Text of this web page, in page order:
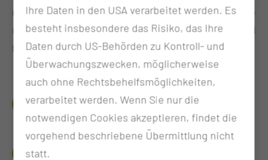
und sorgst dafür, dass Erkrankungen mithilfe
modernster Technik frühzeitig erkannt und
behandelt werden können.
DEIN BENEFIT
DAS ERWARTET DICH IN THEORIE UND
Ihre Daten in den USA verarbeitet werden. Es
besteht insbesondere das Risiko, das Ihre
Daten durch US-Behörden zu Kontroll- und
Überwachungszwecken, möglicherweise
auch ohne Rechtsbehelfsmöglichkeiten,
verarbeitet werden. Wenn Sie nur die
notwendigen Cookies akzeptieren, findet die
vorgehend beschriebene Übermittlung nicht
statt.